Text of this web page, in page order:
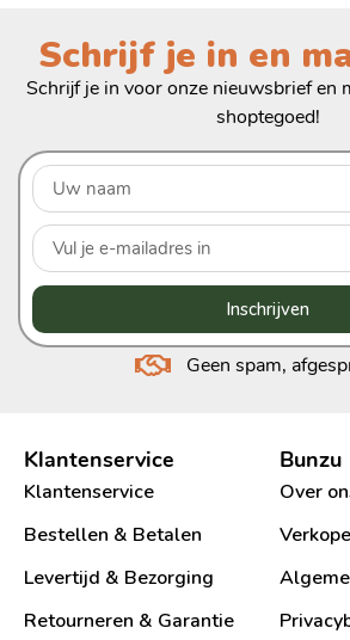
Schrijf je in en
Schrijf je in voor onze nieuwsbrief en
shoptegoed!
Inschrijven
Geen spam,
Klantenservice
Klantenservice
Bestellen & Betalen
Levertijd & Bezorging
Retourneren & Garantie
Bunzu
Over